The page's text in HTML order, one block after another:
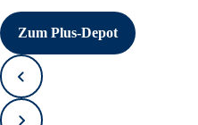
Zum Plus-Depot
Zurück